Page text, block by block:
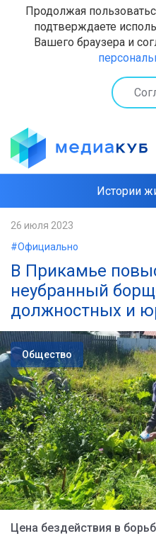
Продолжая
подтверждаете
Вашего браузера и
Истории
26 июля 2023
#Официально
В Прикамье
неубранный
должностных и
Общество
Цена бездействия в